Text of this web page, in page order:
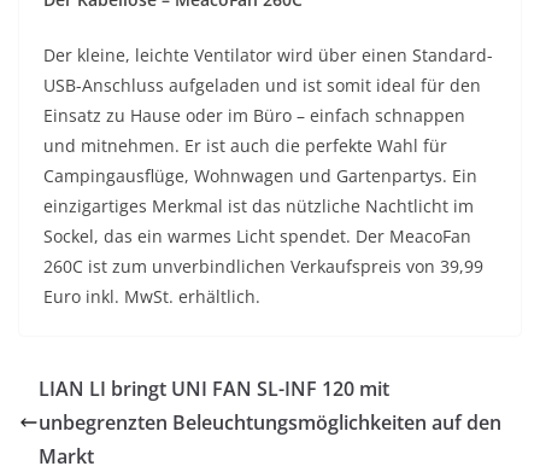
Der kleine, leichte Ventilator wird über einen Standard-
USB-Anschluss aufgeladen und ist somit ideal für den
Einsatz zu Hause oder im Büro – einfach schnappen
und mitnehmen. Er ist auch die perfekte Wahl für
Campingausflüge, Wohnwagen und Gartenpartys. Ein
einzigartiges Merkmal ist das nützliche Nachtlicht im
Sockel, das ein warmes Licht spendet. Der MeacoFan
260C ist zum unverbindlichen Verkaufspreis von 39,99
Euro inkl. MwSt. erhältlich.
LIAN LI bringt UNI FAN SL-INF 120 mit
unbegrenzten Beleuchtungsmöglichkeiten auf den
Markt